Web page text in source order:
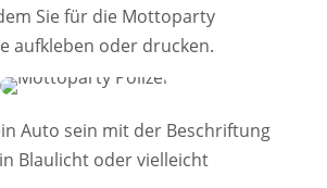
Sie für die Mottoparty
aufkleben oder drucken.
Auto sein mit der Beschriftung
Blaulicht oder vielleicht